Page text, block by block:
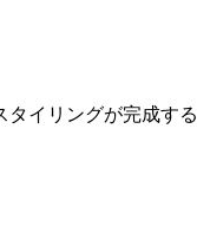
タイリングが完成す